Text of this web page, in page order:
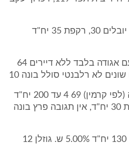
* * * 58 3 עד 100 יח"ד יובלים 30, רקפת 35 יח"ד
מתכוונים לחתום חוזה עם אגודה בלבד ללא דיירים 64
מצב פיננסי בסיכון גבוה (לפי קרמין) 69 4 עד 200 יח"ד
שדרות 100 יח"ד, נתיבות 30 יח"ד, אין תגובה פרץ בונה